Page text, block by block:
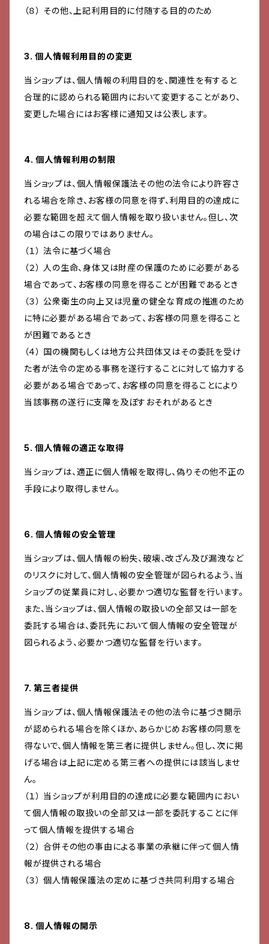
（８） その他、上記利用目的に付随する目的のため
3. 個人情報利用目的の変更
当ショップは、個人情報の利用目的を、関連性を有すると
合理的に認められる範囲内において変更することがあり、
変更した場合にはお客様に通知又は公表します。
4. 個人情報利用の制限
当ショップは、個人情報保護法その他の法令により許容さ
れる場合を除き、お客様の同意を得ず、利用目的の達成に
必要な範囲を超えて個人情報を取り扱いません。但し、次
の場合はこの限りではありません。
（１） 法令に基づく場合
（２） 人の生命、身体又は財産の保護のために必要がある
場合であって、お客様の同意を得ることが困難であるとき
（３） 公衆衛生の向上又は児童の健全な育成の推進のため
に特に必要がある場合であって、お客様の同意を得ること
が困難であるとき
（４） 国の機関もしくは地方公共団体又はその委託を受け
た者が法令の定める事務を遂行することに対して協力する
必要がある場合であって、お客様の同意を得ることにより
当該事務の遂行に支障を及ぼすおそれがあるとき
5. 個人情報の適正な取得
当ショップは、適正に個人情報を取得し、偽りその他不正の
手段により取得しません。
6. 個人情報の安全管理
当ショップは、個人情報の紛失、破壊、改ざん及び漏洩など
のリスクに対して、個人情報の安全管理が図られるよう、当
ショップの従業員に対し、必要かつ適切な監督を行います。
また、当ショップは、個人情報の取扱いの全部又は一部を
委託する場合は、委託先において個人情報の安全管理が
図られるよう、必要かつ適切な監督を行います。
7. 第三者提供
当ショップは、個人情報保護法その他の法令に基づき開示
が認められる場合を除くほか、あらかじめお客様の同意を
得ないで、個人情報を第三者に提供しません。但し、次に掲
げる場合は上記に定める第三者への提供には該当しませ
ん。
（１） 当ショップが利用目的の達成に必要な範囲内におい
て個人情報の取扱いの全部又は一部を委託することに伴
って個人情報を提供する場合
（２） 合併その他の事由による事業の承継に伴って個人情
報が提供される場合
（３） 個人情報保護法の定めに基づき共同利用する場合
8. 個人情報の開示